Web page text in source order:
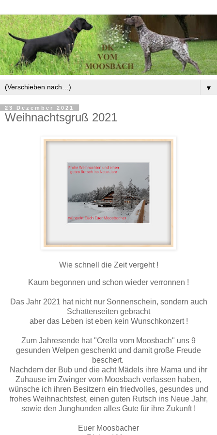
▼
23 Dezember 2021
Weihnachtsgruß 2021
Wie schnell die Zeit vergeht !
Kaum begonnen und schon wieder verronnen !
Das Jahr 2021 hat nicht nur Sonnenschein, sondern auch
Schattenseiten gebracht
aber das Leben ist eben kein Wunschkonzert !
Zum Jahresende hat "Orella vom Moosbach" uns 9
gesunden Welpen geschenkt und damit große Freude
beschert.
Nachdem der Bub und die acht Mädels ihre Mama und ihr
Zuhause im Zwinger vom Moosbach verlassen haben,
wünsche ich ihren Besitzern ein friedvolles, gesundes und
frohes Weihnachtsfest, einen guten Rutsch ins Neue Jahr,
sowie den Junghunden alles Gute für ihre Zukunft !
Euer Moosbacher